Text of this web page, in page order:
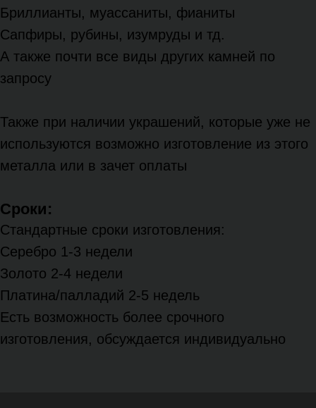
Бриллианты, муассаниты, фианиты
Сапфиры, рубины, изумруды и тд.
А также почти все виды других камней по
запросу
Также при наличии украшений, которые уже не
используются возможно изготовление из этого
металла или в зачет оплаты
Сроки:
Стандартные сроки изготовления:
Серебро 1-3 недели
Золото 2-4 недели
Платина/палладий 2-5 недель
Есть возможность более срочного
изготовления, обсуждается индивидуально